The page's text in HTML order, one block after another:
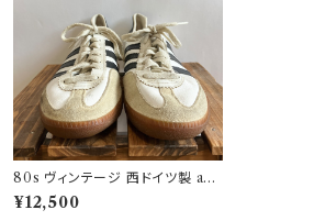
80s ヴィンテージ 西ドイツ製 adi
das ユニバーサル ジャーマントレ
ーナー スニーカー
¥12,500